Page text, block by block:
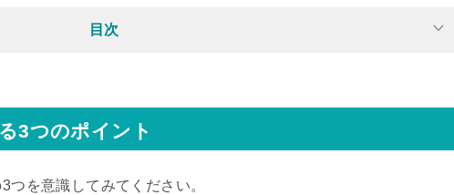
目次
3つのポイント
つを意識してみてください。